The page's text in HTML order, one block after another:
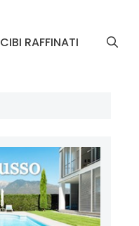
CIBI RAFFINATI